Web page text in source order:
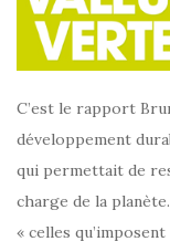
C’est le rapport
développement
qui permettait de
charge de la
« celles